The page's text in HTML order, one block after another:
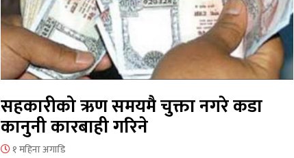
सहकारीको ऋण समयमै चुक्ता नगरे कडा
कानुनी कारबाही गरिने
१ महिना अगाडि